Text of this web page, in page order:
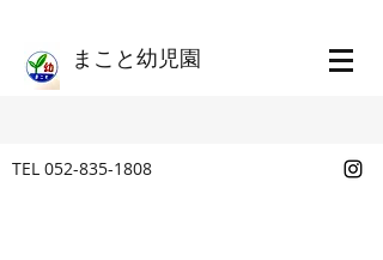
​まこと幼児園
TEL 052-835-1808